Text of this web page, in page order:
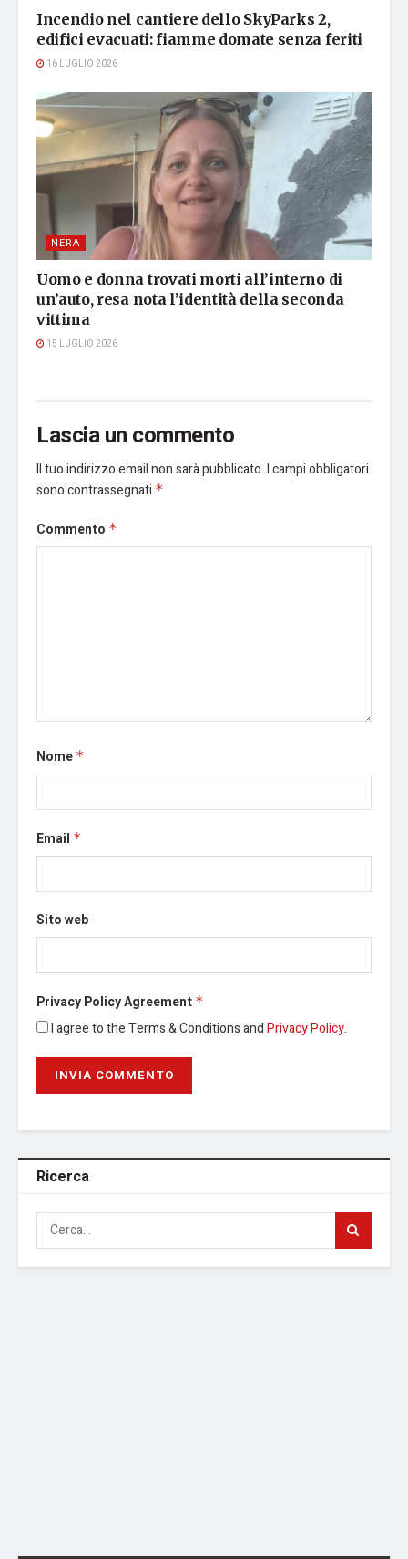
Incendio nel cantiere dello SkyParks 2,
edifici evacuati: fiamme domate senza feriti
16 LUGLIO 2026
NERA
Uomo e donna trovati morti all’interno di
un’auto, resa nota l’identità della seconda
vittima
15 LUGLIO 2026
Lascia un commento
Il tuo indirizzo email non sarà pubblicato.I campi obbligatori
sono contrassegnati *
Commento *
Nome *
Email *
Sito web
Privacy Policy Agreement *
I agree to the Terms & Conditions andPrivacy Policy.
Ricerca